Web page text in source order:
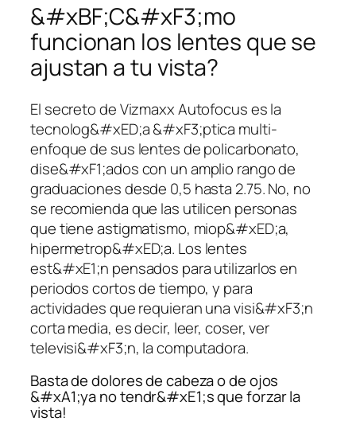
&#xBF;C&#xF3;mo
funcionan los lentes que se
ajustan a tu vista?
El secreto de Vizmaxx Autofocus es la
tecnolog&#xED;a &#xF3;ptica multi-
enfoque de sus lentes de policarbonato,
dise&#xF1;ados con un amplio rango de
graduaciones desde 0,5 hasta 2.75. No, no
se recomienda que las utilicen personas
que tiene astigmatismo, miop&#xED;a,
hipermetrop&#xED;a. Los lentes
est&#xE1;n pensados para utilizarlos en
periodos cortos de tiempo, y para
actividades que requieran una visi&#xF3;n
corta media, es decir, leer, coser, ver
televisi&#xF3;n, la computadora.
Basta de dolores de cabeza o de ojos
&#xA1;ya no tendr&#xE1;s que forzar la
vista!